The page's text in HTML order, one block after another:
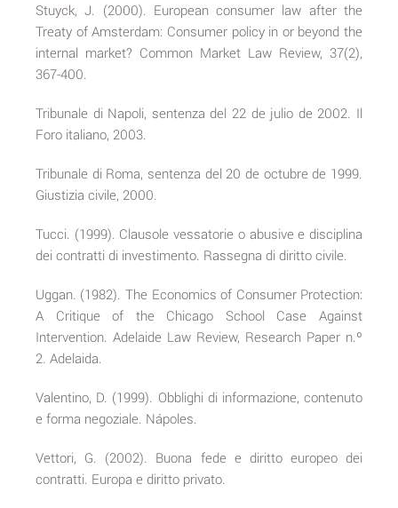
Stuyck, J. (2000). European consumer law after the
Treaty of Amsterdam: Consumer policy in or beyond the
internal market? Common Market Law Review, 37(2),
367-400.
Tribunale di Napoli, sentenza del 22 de julio de 2002. Il
Foro italiano, 2003.
Tribunale di Roma, sentenza del 20 de octubre de 1999.
Giustizia civile, 2000.
Tucci. (1999). Clausole vessatorie o abusive e disciplina
dei contratti di investimento. Rassegna di diritto civile.
Uggan. (1982). The Economics of Consumer Protection:
A Critique of the Chicago School Case Against
Intervention. Adelaide Law Review, Research Paper n.º
2. Adelaida.
Valentino, D. (1999). Obblighi di informazione, contenuto
e forma negoziale. Nápoles.
Vettori, G. (2002). Buona fede e diritto europeo dei
contratti. Europa e diritto privato.